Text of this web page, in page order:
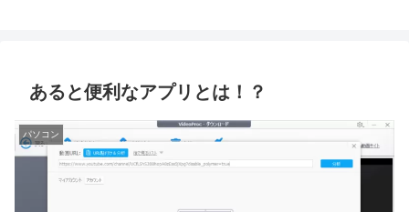
あると便利なアプリとは！？
パソコン